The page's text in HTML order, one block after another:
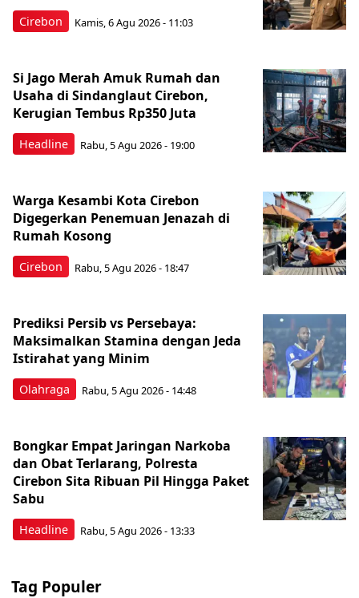
Cirebon Kamis, 6 Agu 2026 - 11:03
Headline
Si Jago Merah Amuk Rumah dan
Usaha di Sindanglaut Cirebon,
Kerugian Tembus Rp350 Juta
Rabu, 5 Agu 2026 - 19:00
Cirebon
Warga Kesambi Kota Cirebon
Digegerkan Penemuan Jenazah di
Rumah Kosong
Rabu, 5 Agu 2026 - 18:47
Olahraga
Prediksi Persib vs Persebaya:
Maksimalkan Stamina dengan Jeda
Istirahat yang Minim
Rabu, 5 Agu 2026 - 14:48
Headline
Bongkar Empat Jaringan Narkoba
dan Obat Terlarang, Polresta
Cirebon Sita Ribuan Pil Hingga Paket
Sabu
Rabu, 5 Agu 2026 - 13:33
Tag Populer